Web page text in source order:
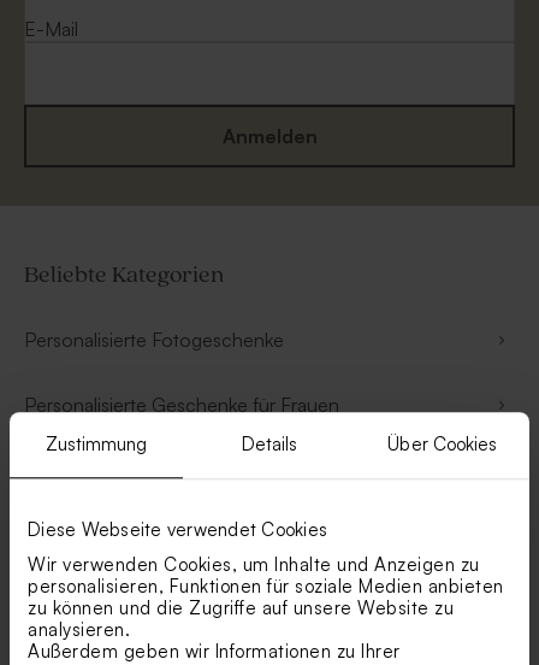
Zustimmung Details Über Cookies
Diese Webseite verwendet Cookies
Wir verwenden Cookies, um Inhalte und Anzeigen zu
personalisieren, Funktionen für soziale Medien anbieten
zu können und die Zugriffe auf unsere Website zu
analysieren.
Außerdem geben wir Informationen zu Ihrer
E-Mail
Anmelden
Beliebte Kategorien
Personalisierte Fotogeschenke
Personalisierte Geschenke für Frauen
Personalisierte Geburtstagsgeschenke
Taufgeschenke personalisieren